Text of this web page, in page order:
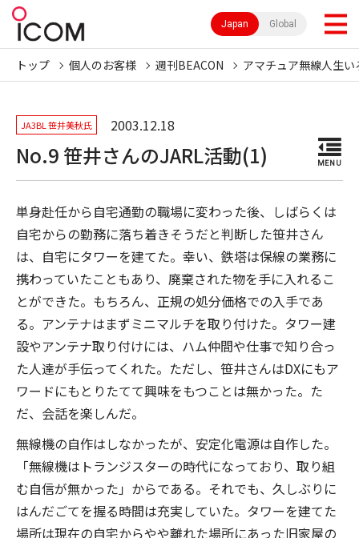
Japan Global
トップ 個人のお客様 週刊BEACON アマチュア無線人生い
JA3BL 笹井美秋氏 2003.12.18
No.9 笹井さんのJARL活動(1) MENU
単身赴任から自宅通勤の職場に変わった後、しばらくは
自宅からの勤務に落ち着きそうだと判断した笹井さん
は、自宅にタワーを建てた。幸い、鉄塔は保線の業務に
携わっていたこともあり、廃棄された物を手に入れるこ
とができた。もちろん、正規の処分価格での入手であ
る。アンテナはまずミニマルチを取り付けた。タワー建
設やアンテナ取り付けには、ハム仲間や仕事で知り合っ
た人達が手伝ってくれた。ただし、笹井さんはDXにもア
ワードにもとりたてて興味をもつことは無かった。た
だ、会話を楽しんだ。
無線機の自作はしなかったが、安定化電源は自作した。
「無線機はトランジスターの時代になっており、取り組
む自信が無かった」からである。それでも、久しぶりに
はんだごてを握る時間は充実していた。タワーを建てた
場所は現在の自宅からやや離れた場所にあった旧家屋の